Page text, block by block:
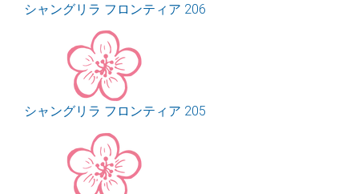
シャングリラ フロンティア 206
シャングリラ フロンティア 205